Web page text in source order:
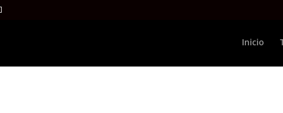
Inicio